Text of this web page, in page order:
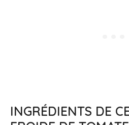
INGRÉDIENTS DE